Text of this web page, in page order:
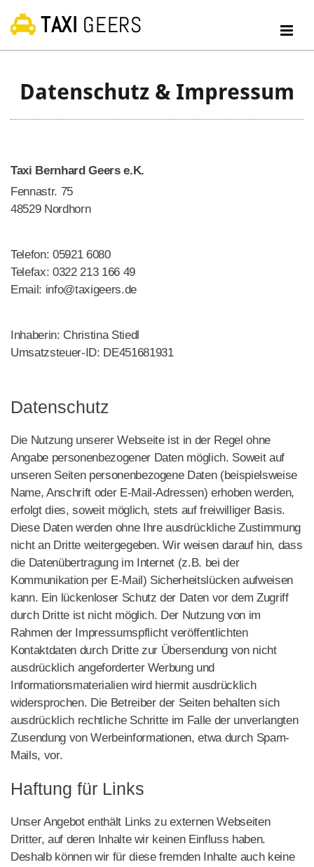
 TAXI GEERS
Datenschutz & Impressum
Taxi Bernhard Geers e.K.
Fennastr. 75
48529 Nordhorn
Telefon: 05921 6080
Telefax: 0322 213 166 49
Email: info@taxigeers.de
Inhaberin: Christina Stiedl
Umsatzsteuer-ID: DE451681931
Datenschutz
Die Nutzung unserer Webseite ist in der Regel ohne
Angabe personenbezogener Daten möglich. Soweit auf
unseren Seiten personenbezogene Daten (beispielsweise
Name, Anschrift oder E-Mail-Adressen) erhoben werden,
erfolgt dies, soweit möglich, stets auf freiwilliger Basis.
Diese Daten werden ohne Ihre ausdrückliche Zustimmung
nicht an Dritte weitergegeben. Wir weisen darauf hin, dass
die Datenübertragung im Internet (z.B. bei der
Kommunikation per E-Mail) Sicherheitslücken aufweisen
kann. Ein lückenloser Schutz der Daten vor dem Zugriff
durch Dritte ist nicht möglich. Der Nutzung von im
Rahmen der Impressumspflicht veröffentlichten
Kontaktdaten durch Dritte zur Übersendung von nicht
ausdrücklich angeforderter Werbung und
Informationsmaterialien wird hiermit ausdrücklich
widersprochen. Die Betreiber der Seiten behalten sich
ausdrücklich rechtliche Schritte im Falle der unverlangten
Zusendung von Werbeinformationen, etwa durch Spam-
Mails, vor.
Haftung für Links
Unser Angebot enthält Links zu externen Webseiten
Dritter, auf deren Inhalte wir keinen Einfluss haben.
Deshalb können wir für diese fremden Inhalte auch keine